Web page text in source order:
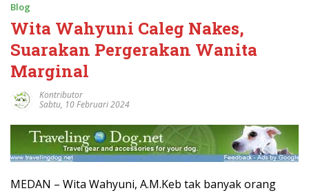
Blog
Wita Wahyuni Caleg Nakes,
Suarakan Pergerakan Wanita
Marginal
Kontributor
Sabtu, 10 Februari 2024
MEDAN – Wita Wahyuni, A.M.Keb tak banyak orang